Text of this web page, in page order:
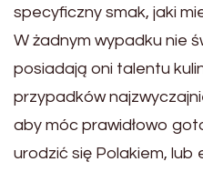
specyficzny smak, jaki
W żadnym wypadku nie
posiadają oni talentu
przypadków
aby móc prawidłowo
urodzić się Polakiem, lub